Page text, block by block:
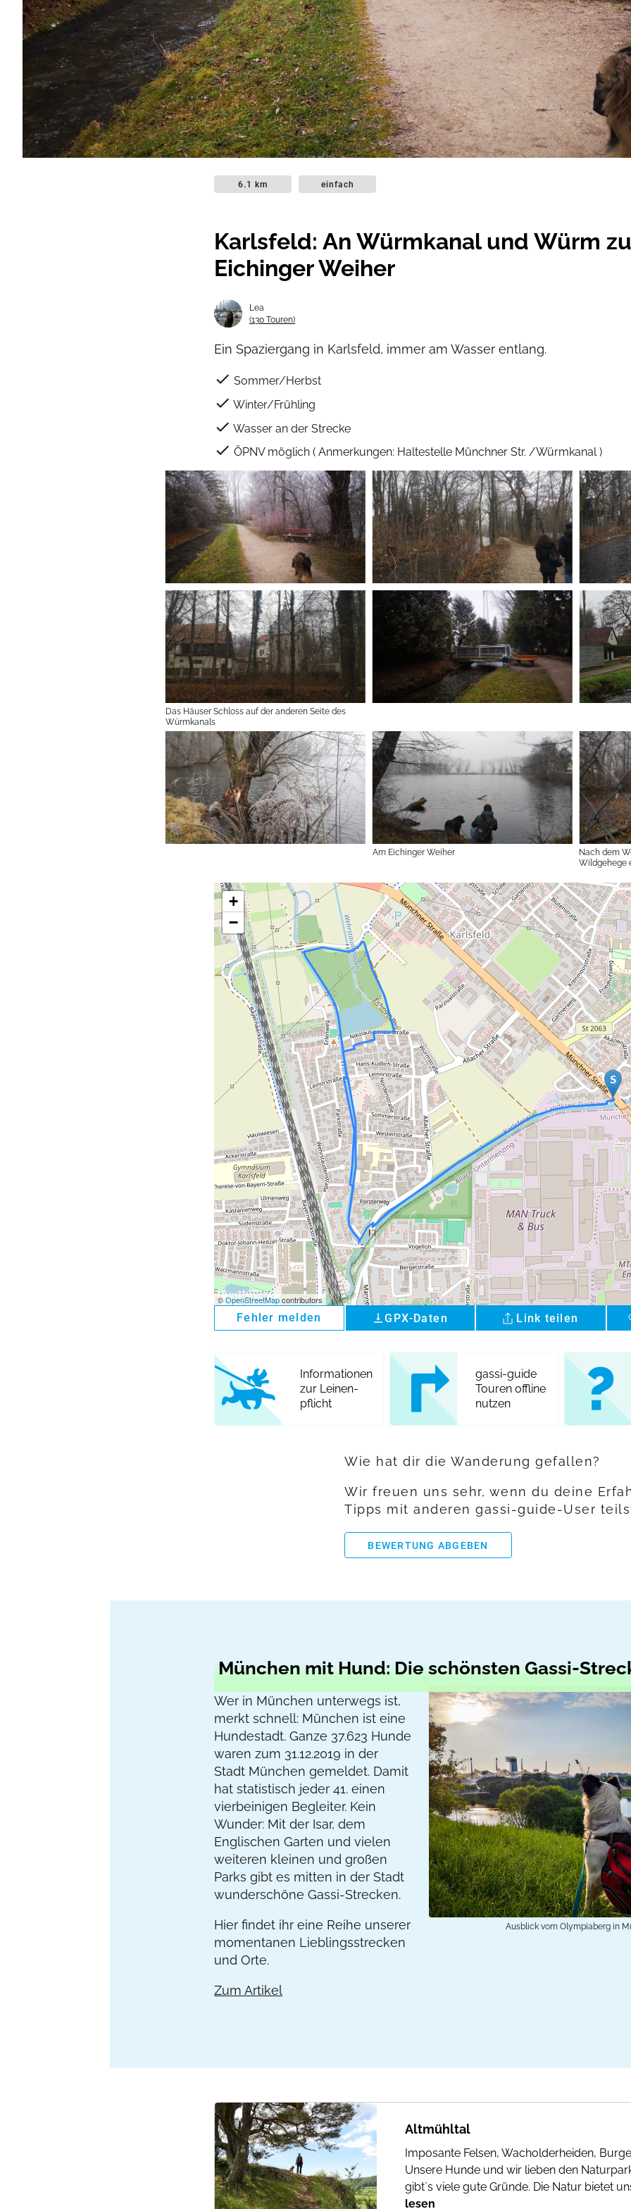
6.1 km einfach
Karlsfeld: An Würmkanal und Würm
Eichinger Weiher
Lea
(130 Touren)
Ein Spaziergang in Karlsfeld, immer am Wasser entlang.
check Sommer/Herbst
check Winter/Frühling
check Wasser an der Strecke
check ÖPNV möglich ( Anmerkungen: Haltestelle Münchner Str. /Würmkanal )
Das Häuser Schloss auf der anderen Seite des
Würmkanals
Am Eichinger Weiher
Nach dem
Wildgehege
©OpenStreetMapcontributors
+
−
Fehler melden vertical_align_bottomGPX-Daten Link teilen
Informationen
zur Leinen-
pflicht
gassi-guide
Touren offline
nutzen
Wie hat dir die Wanderung gefallen?
Wir freuen uns sehr, wenn du deine
Tipps mit anderen gassi-guide-User
BEWERTUNG ABGEBEN
München mit Hund: Die schönsten Gassi-
Ausblick vom Olympiaberg in
Wer in München unterwegs ist,
merkt schnell: München ist eine
Hundestadt. Ganze 37.623 Hunde
waren zum 31.12.2019 in der
Stadt München gemeldet. Damit
hat statistisch jeder 41. einen
vierbeinigen Begleiter. Kein
Wunder: Mit der Isar, dem
Englischen Garten und vielen
weiteren kleinen und großen
Parks gibt es mitten in der Stadt
wunderschöne Gassi-Strecken.
Hier findet ihr eine Reihe unserer
momentanen Lieblingsstrecken
und Orte.
Zum Artikel
Altmühltal
Imposante Felsen, Wacholderheiden,
Unsere Hunde und wir lieben den
gibt`s viele gute Gründe. Die Natur bietet
lesen